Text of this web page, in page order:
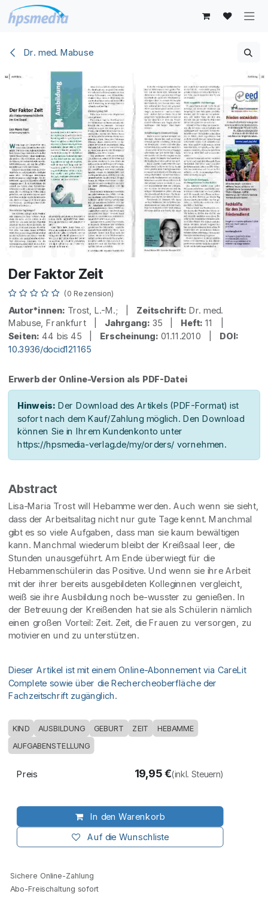
Zum Inhalt springen
Dr. med. Mabuse
Der Faktor Zeit
(0 Rezension)
Autor*innen: Trost, L.-M.; | Zeitschrift: Dr. med.
Mabuse, Frankfurt | Jahrgang: 35 | Heft: 11 |
Seiten: 44 bis 45 | Erscheinung: 01.11.2010 | DOI:
10.3936/docid121165
Erwerb der Online-Version als PDF-Datei
Hinweis: Der Download des Artikels (PDF-Format) ist
sofort nach dem Kauf/Zahlung möglich. Den Download
können Sie in Ihrem Kundenkonto unter
https://hpsmedia-verlag.de/my/orders/ vornehmen.
Abstract
Lisa-Maria Trost will Hebamme werden. Auch wenn sie sieht,
dass der Arbeitsalitag nicht nur gute Tage kennt. Manchmal
gibt es so viele Aufgaben, dass man sie kaum bewältigen
kann. Manchmal wiederum bleibt der Kreißsaal leer, die
Stunden unausgeführt. Am Ende überwiegt für die
Hebammenschülerin das Positive. Und wenn sie ihre Arbeit
mit der ihrer bereits ausgebildeten Kolleginnen vergleicht,
weiß sie ihre Ausbildung noch be-wusster zu genießen. In
der Betreuung der Kreißenden hat sie als Schülerin nämlich
einen großen Vorteil: Zeit. Zeit, die Frauen zu versorgen, zu
motivieren und zu unterstützen.
Dieser Artikel ist mit einem Online-Abonnement via CareLit
Complete sowie über die Rechercheoberfläche der
Fachzeitschrift zugänglich.
KIND AUSBILDUNG GEBURT ZEIT HEBAMME
AUFGABENSTELLUNG
In den Warenkorb
Auf die Wunschliste
Preis 19,95€(inkl. Steuern)
Sichere Online-Zahlung
Abo-Freischaltung sofort